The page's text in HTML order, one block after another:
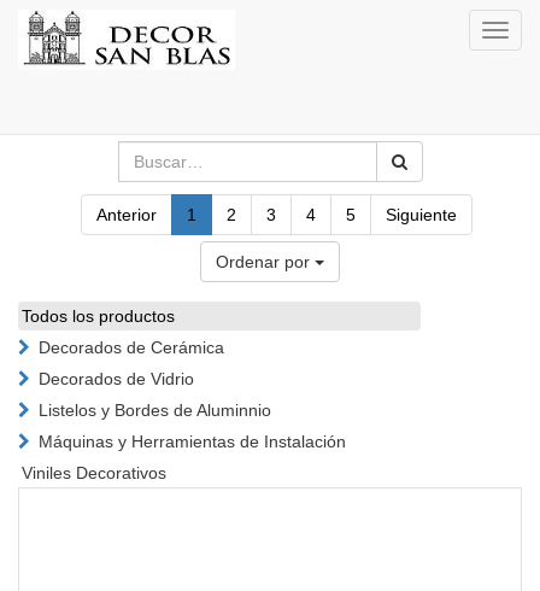
Anterior 1 2 3 4 5 Siguiente
Ordenar por
Todos los productos
Decorados de Cerámica
Decorados de Vidrio
Listelos y Bordes de Aluminnio
Máquinas y Herramientas de Instalación
Viniles Decorativos